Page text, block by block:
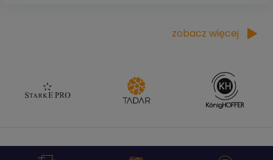
zobacz więcej